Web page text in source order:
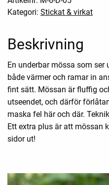
Kategori: Stickat & virkat
Beskrivning
En underbar mössa som
både värmer och ramar in
fint sätt. Mössan är fluffig
utseendet, och därför
maska fel här och där.
Ett extra plus är att mössan
sidor ut!